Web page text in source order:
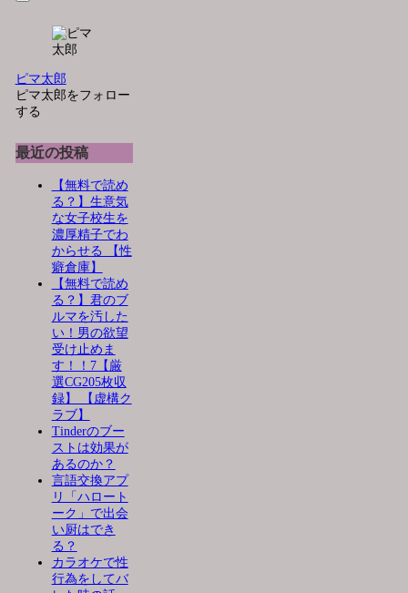
ピマ太郎
ピマ太郎をフォロー
する
最近の投稿
【無料で読め
る？】生意気
な女子校生を
濃厚精子でわ
からせる 【性
癖倉庫】
【無料で読め
る？】君のブ
ルマを汚した
い！男の欲望
受け止めま
す！！7【厳
選CG205枚収
録】 【虚構ク
ラブ】
Tinderのブー
ストは効果が
あるのか？
言語交換アプ
リ「ハロート
ーク」で出会
い厨はでき
る？
カラオケで性
行為をしてバ